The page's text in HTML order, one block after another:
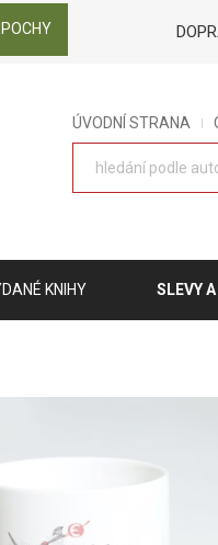
ÚVODNÍ STRANA
KNIHY SLEVY